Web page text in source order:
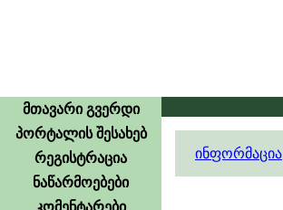
მთავარი გვერდი
პორტალის შესახებ
რეგისტრაცია
ნაწარმოებები
კომენტარები
ინფორმაცია